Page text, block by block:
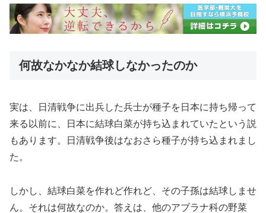
何故なかなか結球しなかったのか
実は、日清戦争に出兵した兵士が種子を日本に持ち帰って
来る以前に、日本に結球白菜が持ち込まれていたという説
もあります。日清戦争後はなおさら種子が持ち込まれまし
た。
しかし、結球白菜を作れど作れど、その子孫は結球しませ
ん。それは何故なのか。答えは、他のアブラナ科の野菜